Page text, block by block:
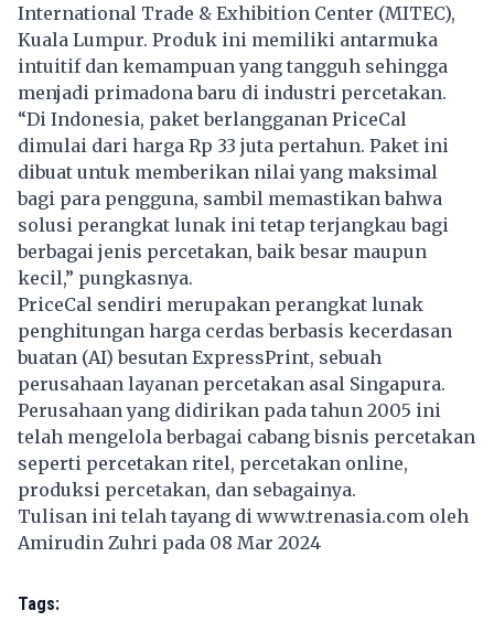
International Trade & Exhibition Center (MITEC),
Kuala Lumpur. Produk ini memiliki antarmuka
intuitif dan kemampuan yang tangguh sehingga
menjadi primadona baru di industri percetakan.
“Di Indonesia, paket berlangganan PriceCal
dimulai dari harga Rp 33 juta pertahun. Paket ini
dibuat untuk memberikan nilai yang maksimal
bagi para pengguna, sambil memastikan bahwa
solusi perangkat lunak ini tetap terjangkau bagi
berbagai jenis percetakan, baik besar maupun
kecil,” pungkasnya.
PriceCal sendiri merupakan perangkat lunak
penghitungan harga cerdas berbasis kecerdasan
buatan (AI) besutan ExpressPrint, sebuah
perusahaan layanan percetakan asal Singapura.
Perusahaan yang didirikan pada tahun 2005 ini
telah mengelola berbagai cabang bisnis percetakan
seperti percetakan ritel, percetakan online,
produksi percetakan, dan sebagainya.
Tulisan ini telah tayang di www.trenasia.com oleh
Amirudin Zuhri pada 08 Mar 2024
Tags: